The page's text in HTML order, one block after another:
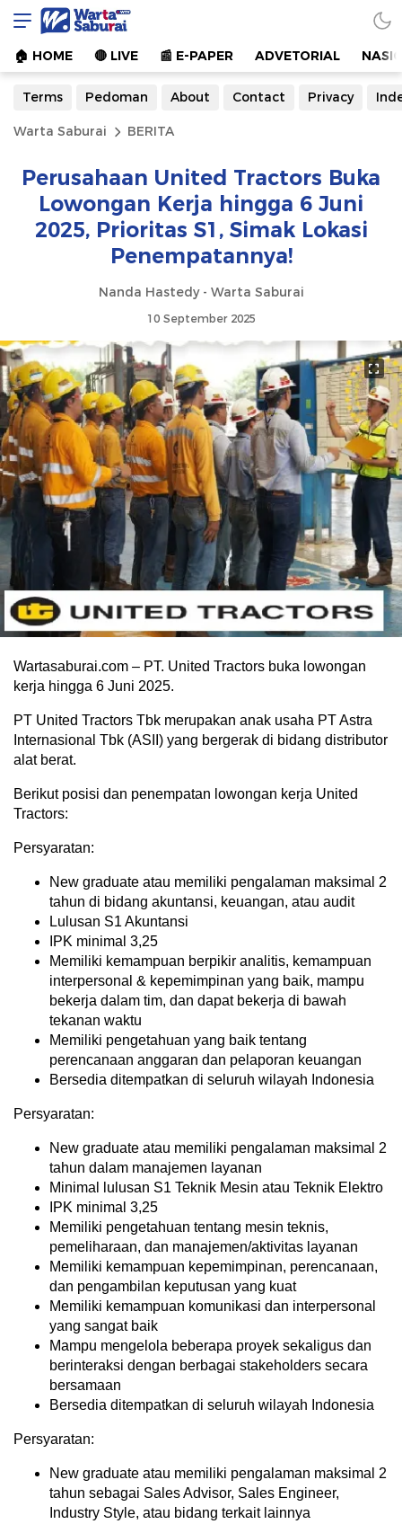
Warta Saburai
Sumber Informasi Terkini
🏠︎ HOME 🔴 LIVE 📰 E-PAPER ADVETORIAL
Terms Pedoman About Contact Privacy
Warta Saburai BERITA
Perusahaan United Tractors Buka
Lowongan Kerja hingga 6 Juni
2025, Prioritas S1, Simak Lokasi
Penempatannya!
Nanda Hastedy - Warta Saburai
10 September 2025
Wartasaburai.com – PT. United Tractors buka lowongan
kerja hingga 6 Juni 2025.
PT United Tractors Tbk merupakan anak usaha PT Astra
Internasional Tbk (ASII) yang bergerak di bidang distributor
alat berat.
Berikut posisi dan penempatan lowongan kerja United
Tractors:
Persyaratan:
New graduate atau memiliki pengalaman maksimal 2
tahun di bidang akuntansi, keuangan, atau audit
Lulusan S1 Akuntansi
IPK minimal 3,25
Memiliki kemampuan berpikir analitis, kemampuan
interpersonal & kepemimpinan yang baik, mampu
bekerja dalam tim, dan dapat bekerja di bawah
tekanan waktu
Memiliki pengetahuan yang baik tentang
perencanaan anggaran dan pelaporan keuangan
Bersedia ditempatkan di seluruh wilayah Indonesia
Persyaratan:
New graduate atau memiliki pengalaman maksimal 2
tahun dalam manajemen layanan
Minimal lulusan S1 Teknik Mesin atau Teknik Elektro
IPK minimal 3,25
Memiliki pengetahuan tentang mesin teknis,
pemeliharaan, dan manajemen/aktivitas layanan
Memiliki kemampuan kepemimpinan, perencanaan,
dan pengambilan keputusan yang kuat
Memiliki kemampuan komunikasi dan interpersonal
yang sangat baik
Mampu mengelola beberapa proyek sekaligus dan
berinteraksi dengan berbagai stakeholders secara
bersamaan
Bersedia ditempatkan di seluruh wilayah Indonesia
Persyaratan:
New graduate atau memiliki pengalaman maksimal 2
tahun sebagai Sales Advisor, Sales Engineer,
Industry Style, atau bidang terkait lainnya